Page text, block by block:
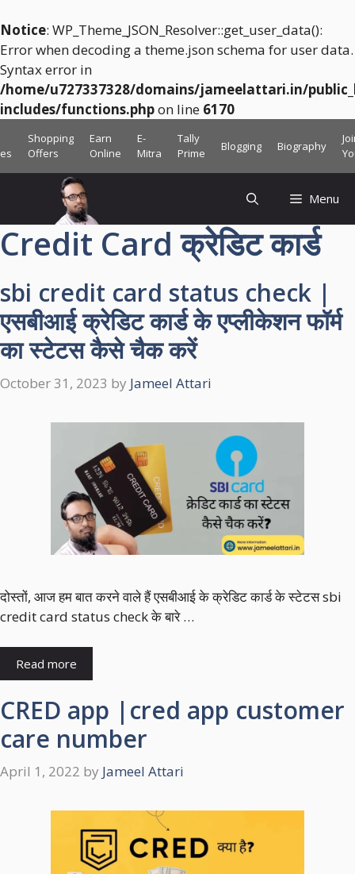
Notice: WP_Theme_JSON_Resolver::get_user_data():
Error when decoding a theme.json schema for user data.
Syntax error in
/home/u727337328/domains/jameelattari.in/
includes/functions.phpon line 6170
to
Shopping
Offers
Earn
Online
E-
Mitra
Tally
Prime
Blogging Biography
Menu
Credit Card क्रेडिट कार्ड
sbi credit card status check |
एसबीआई क्रेडिट कार्ड के एप्लीकेशन फॉर्म
का स्टेटस कैसे चैक करें
October 31, 2023 by Jameel Attari
दोस्तों, आज हम बात करने वाले हैं एसबीआई के क्रेडिट कार्ड के स्टेटस sbi
credit card status check के बारे …
Read more
CRED app |cred app customer
care number
April 1, 2022 by Jameel Attari